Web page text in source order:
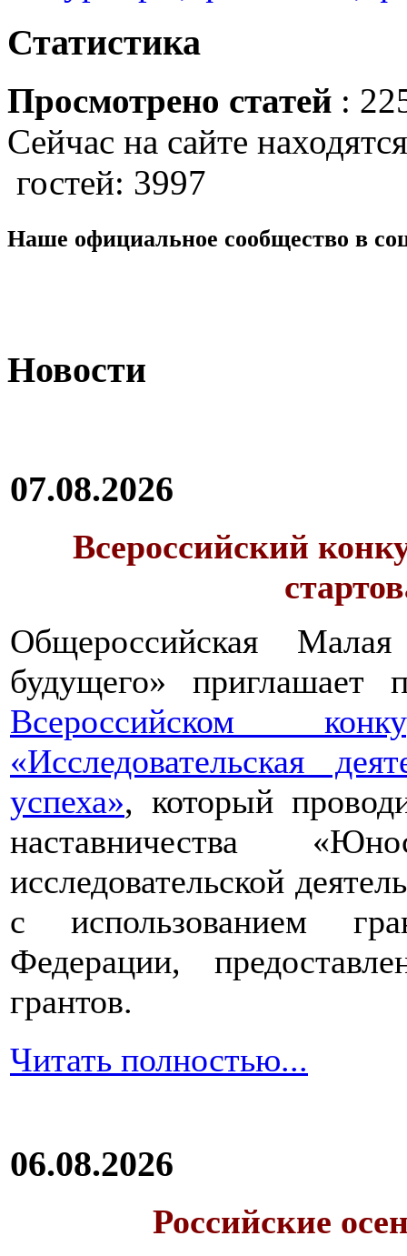
Статистика
Просмотрено статей :
Сейчас на сайте
гостей: 3997
Наше официальное сообщество в
Новости
07.08.2026
Всероссийский
Общероссийская
будущего» приглашает
Всероссийском
«Исследовательская
успеха», который
наставничества
исследовательской
с использованием
Федерации,
грантов.
Читать полностью...
06.08.2026
Российские